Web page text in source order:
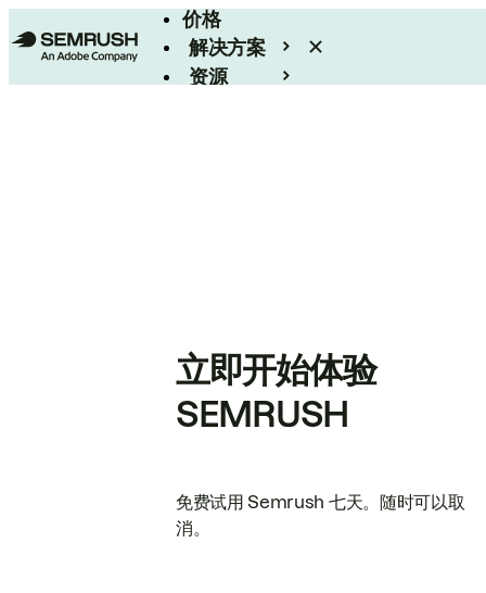
价格
解决方案
资源
立即开始体验
SEMRUSH
免费试用 Semrush 七天。随时可以取
消。